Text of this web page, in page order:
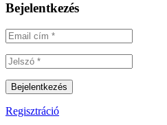
Bejelentkezés
Regisztráció